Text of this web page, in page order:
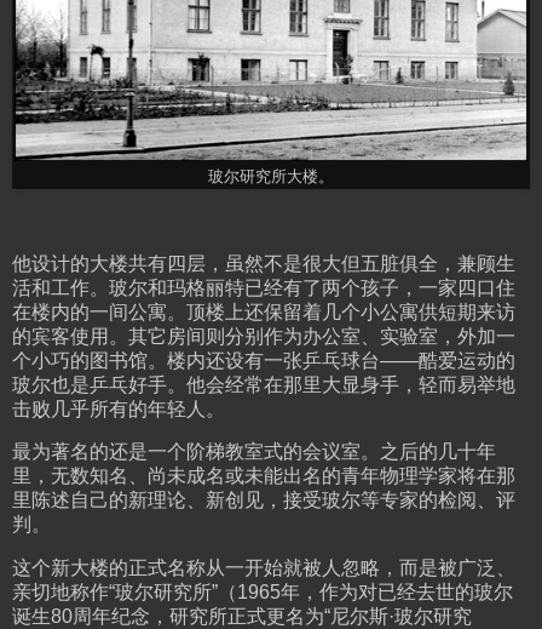
玻尔研究所大楼。
他设计的大楼共有四层，虽然不是很大但五脏俱全，兼顾生
活和工作。玻尔和玛格丽特已经有了两个孩子，一家四口住
在楼内的一间公寓。顶楼上还保留着几个小公寓供短期来访
的宾客使用。其它房间则分别作为办公室、实验室，外加一
个小巧的图书馆。楼内还设有一张乒乓球台——酷爱运动的
玻尔也是乒乓好手。他会经常在那里大显身手，轻而易举地
击败几乎所有的年轻人。
最为著名的还是一个阶梯教室式的会议室。之后的几十年
里，无数知名、尚未成名或未能出名的青年物理学家将在那
里陈述自己的新理论、新创见，接受玻尔等专家的检阅、评
判。
这个新大楼的正式名称从一开始就被人忽略，而是被广泛、
亲切地称作“玻尔研究所”（1965年，作为对已经去世的玻尔
诞生80周年纪念，研究所正式更名为“尼尔斯·玻尔研究